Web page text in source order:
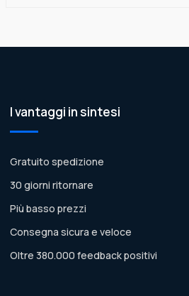
I vantaggi in sintesi
Gratuito spedizione
30 giorni ritornare
Più basso prezzi
Consegna sicura e veloce
Oltre 380.000 feedback positivi